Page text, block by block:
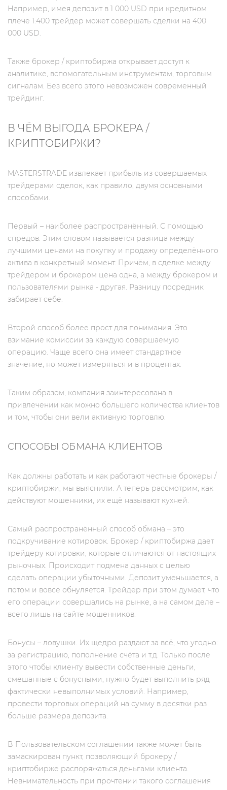
Например, имея депозит в 1 000 USD при кредитном
плече 1:400 трейдер может совершать сделки на 400
000 USD.
Также брокер / криптобиржа открывает доступ к
аналитике, вспомогательным инструментам, торговым
сигналам. Без всего этого невозможен современный
трейдинг.
В ЧЁМ ВЫГОДА БРОКЕРА /
КРИПТОБИРЖИ?
MASTERSTRADE извлекает прибыль из совершаемых
трейдерами сделок, как правило, двумя основными
способами.
Первый – наиболее распространённый. С помощью
спредов. Этим словом называется разница между
лучшими ценами на покупку и продажу определённого
актива в конкретный момент. Причём, в сделке между
трейдером и брокером цена одна, а между брокером и
пользователями рынка - другая. Разницу посредник
забирает себе.
Второй способ более прост для понимания. Это
взимание комиссии за каждую совершаемую
операцию. Чаще всего она имеет стандартное
значение, но может измеряться и в процентах.
Таким образом, компания заинтересована в
привлечении как можно большего количества клиентов
и том, чтобы они вели активную торговлю.
СПОСОБЫ ОБМАНА КЛИЕНТОВ
Как должны работать и как работают честные брокеры /
криптобиржи, мы выяснили. А теперь рассмотрим, как
действуют мошенники, их ещё называют кухней.
Самый распространённый способ обмана – это
подкручивание котировок. Брокер / криптобиржа дает
трейдеру котировки, которые отличаются от настоящих
рыночных. Происходит подмена данных с целью
сделать операции убыточными. Депозит уменьшается, а
потом и вовсе обнуляется. Трейдер при этом думает, что
его операции совершались на рынке, а на самом деле –
всего лишь на сайте мошенников.
Бонусы – ловушки. Их щедро раздают за всё, что угодно:
за регистрацию, пополнение счёта и т.д. Только после
этого чтобы клиенту вывести собственные деньги,
смешанные с бонусными, нужно будет выполнить ряд
фактически невыполнимых условий. Например,
провести торговых операций на сумму в десятки раз
больше размера депозита.
В Пользовательском соглашении также может быть
замаскирован пункт, позволяющий брокеру /
криптобирже распоряжаться деньгами клиента.
Невнимательность при прочтении такого соглашения